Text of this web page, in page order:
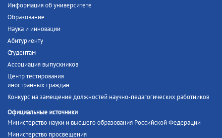
Информация об университете
Образование
Наука и инновации
Абитуриенту
Студентам
Ассоциация выпускников
Центр тестирования
иностранных граждан
Конкурс на замещение должностей научно-педагогических работников
Официальные источники
Министерство науки и высшего образования Российской Федерации
Министерство просвещения